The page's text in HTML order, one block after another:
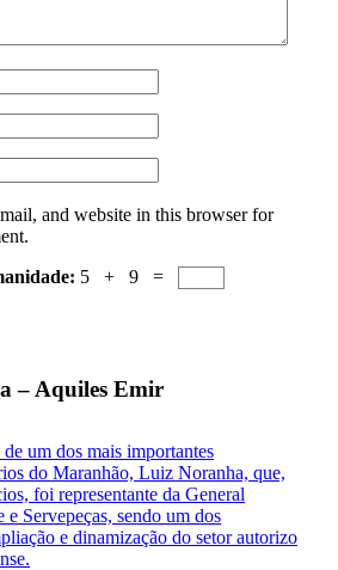
and website in this browser for
5 + 9 =
– Aquiles Emir
um dos mais importantes
do Maranhão, Luiz Noranha, que,
foi representante da General
Servepeças, sendo um dos
e dinamização do setor autorizo